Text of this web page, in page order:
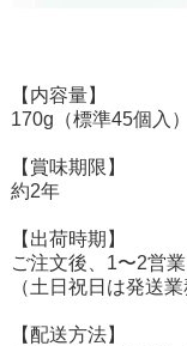
【内容量】
170g（標準45個入
【賞味期限】
約2年
【出荷時期】
ご注文後、1〜2営
（土日祝日は発送
【配送方法】